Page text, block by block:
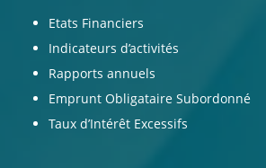
Etats Financiers
Indicateurs d’activités
Rapports annuels
Emprunt Obligataire Subordonné
Taux d’Intérêt Excessifs